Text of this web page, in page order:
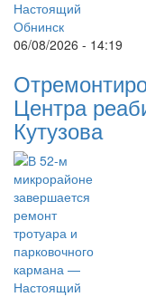
06/08/2026 - 14:19
Центра
Кутузова